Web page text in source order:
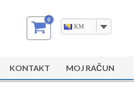
KM
KONTAKT MOJ RAČUN